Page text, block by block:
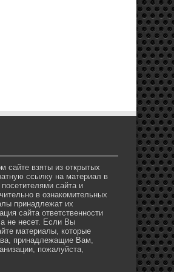
сайте взяты из открытых
ссылку на материал в
сайта и
в ознакомительных
принадлежат их
сайта ответственности
не несет. Если Вы
материалы, которые
принадлежащие Вам,
пожалуйста,